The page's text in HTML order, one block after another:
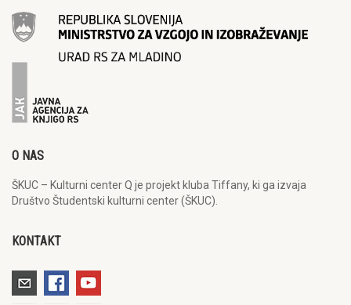
O NAS
ŠKUC – Kulturni center Q je projekt kluba Tiffany, ki ga izvaja
Društvo Študentski kulturni center (ŠKUC).
KONTAKT